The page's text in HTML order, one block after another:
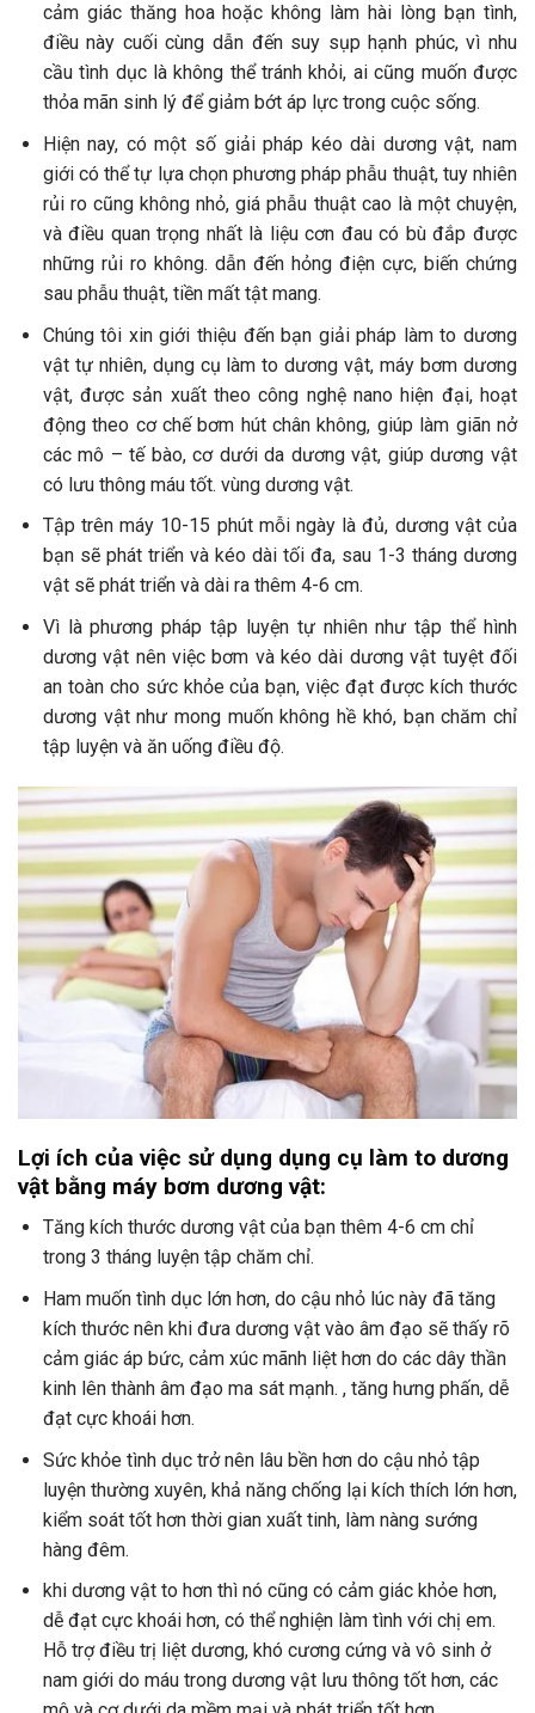
cảm giác thăng hoa hoặc không làm hài lòng bạn tình,
điều này cuối cùng dẫn đến suy sụp hạnh phúc, vì nhu
cầu tình dục là không thể tránh khỏi, ai cũng muốn được
thỏa mãn sinh lý để giảm bớt áp lực trong cuộc sống.
Hiện nay, có một số giải pháp kéo dài dương vật, nam
giới có thể tự lựa chọn phương pháp phẫu thuật, tuy nhiên
rủi ro cũng không nhỏ, giá phẫu thuật cao là một chuyện,
và điều quan trọng nhất là liệu cơn đau có bù đắp được
những rủi ro không. dẫn đến hỏng điện cực, biến chứng
sau phẫu thuật, tiền mất tật mang.
Chúng tôi xin giới thiệu đến bạn giải pháp làm to dương
vật tự nhiên, dụng cụ làm to dương vật, máy bơm dương
vật, được sản xuất theo công nghệ nano hiện đại, hoạt
động theo cơ chế bơm hút chân không, giúp làm giãn nở
các mô – tế bào, cơ dưới da dương vật, giúp dương vật
có lưu thông máu tốt. vùng dương vật.
Tập trên máy 10-15 phút mỗi ngày là đủ, dương vật của
bạn sẽ phát triển và kéo dài tối đa, sau 1-3 tháng dương
vật sẽ phát triển và dài ra thêm 4-6 cm.
Vì là phương pháp tập luyện tự nhiên như tập thể hình
dương vật nên việc bơm và kéo dài dương vật tuyệt đối
an toàn cho sức khỏe của bạn, việc đạt được kích thước
dương vật như mong muốn không hề khó, bạn chăm chỉ
tập luyện và ăn uống điều độ.
Lợi ích của việc sử dụng dụng cụ làm to dương
vật bằng máy bơm dương vật:
Tăng kích thước dương vật của bạn thêm 4-6 cm chỉ
trong 3 tháng luyện tập chăm chỉ.
Ham muốn tình dục lớn hơn, do cậu nhỏ lúc này đã tăng
kích thước nên khi đưa dương vật vào âm đạo sẽ thấy rõ
cảm giác áp bức, cảm xúc mãnh liệt hơn do các dây thần
kinh lên thành âm đạo ma sát mạnh. , tăng hưng phấn, dễ
đạt cực khoái hơn.
Sức khỏe tình dục trở nên lâu bền hơn do cậu nhỏ tập
luyện thường xuyên, khả năng chống lại kích thích lớn hơn,
kiểm soát tốt hơn thời gian xuất tinh, làm nàng sướng
hàng đêm.
khi dương vật to hơn thì nó cũng có cảm giác khỏe hơn,
dễ đạt cực khoái hơn, có thể nghiện làm tình với chị em.
Hỗ trợ điều trị liệt dương, khó cương cứng và vô sinh ở
nam giới do máu trong dương vật lưu thông tốt hơn, các